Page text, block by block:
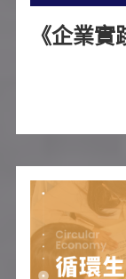
《企業